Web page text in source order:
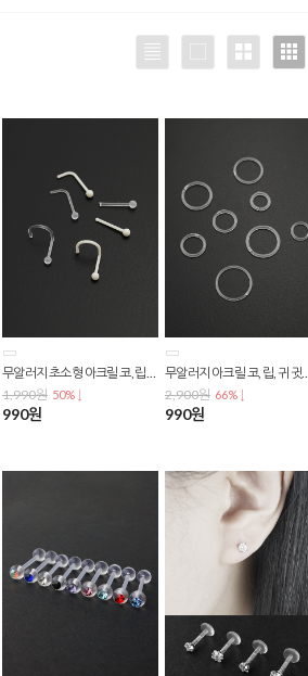
1,990원 50% ↓
990원
2,900원 66% ↓
990원